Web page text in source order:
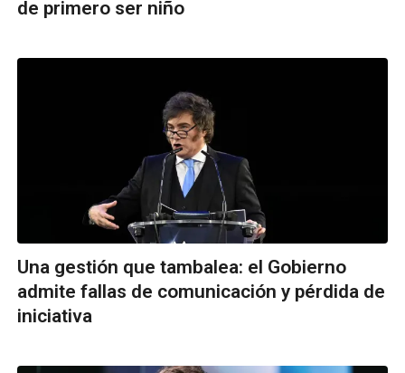
de primero ser niño
Una gestión que tambalea: el Gobierno
admite fallas de comunicación y pérdida de
iniciativa